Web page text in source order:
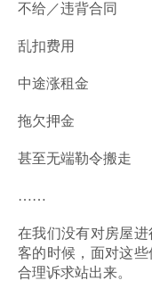
不给／违背合同
乱扣费用
中途涨租金
拖欠押金
甚至无端勒令搬走
……
在我们没有对房屋
客的时候，面对这
合理诉求站出来。